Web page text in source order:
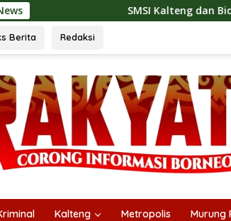
SMSI Kalteng dan Bidan Sean Bangun
Berita Redaksi
Kalteng Metropolis Murung